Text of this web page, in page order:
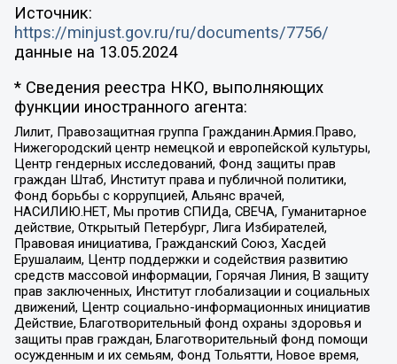
Источник:
https://minjust.gov.ru/ru/documents/7756/
данные на 13.05.2024
* Сведения реестра НКО, выполняющих
функции иностранного агента:
Лилит, Правозащитная группа Гражданин.Армия.Право,
Нижегородский центр немецкой и европейской культуры,
Центр гендерных исследований, Фонд защиты прав
граждан Штаб, Институт права и публичной политики,
Фонд борьбы с коррупцией, Альянс врачей,
НАСИЛИЮ.НЕТ, Мы против СПИДа, СВЕЧА, Гуманитарное
действие, Открытый Петербург, Лига Избирателей,
Правовая инициатива, Гражданский Союз, Хасдей
Ерушалаим, Центр поддержки и содействия развитию
средств массовой информации, Горячая Линия, В защиту
прав заключенных, Институт глобализации и социальных
движений, Центр социально-информационных инициатив
Действие, Благотворительный фонд охраны здоровья и
защиты прав граждан, Благотворительный фонд помощи
осужденным и их семьям, Фонд Тольятти, Новое время,